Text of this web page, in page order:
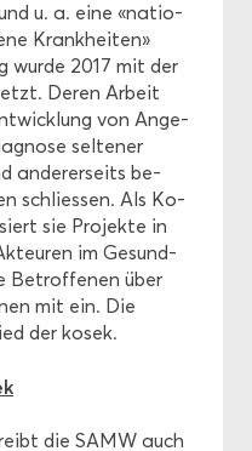
u. a. eine «na­tio­
Krank­hei­ten»
wurde 2017 mit der
Deren Ar­beit
von An­ge­
sel­te­ner
an­de­rer­seits be­
schlies­sen. Als Ko­
sie Pro­jek­te in
im Ge­sund­
Be­trof­fe­nen über
mit ein. Die
der kosek.
die SAMW auch